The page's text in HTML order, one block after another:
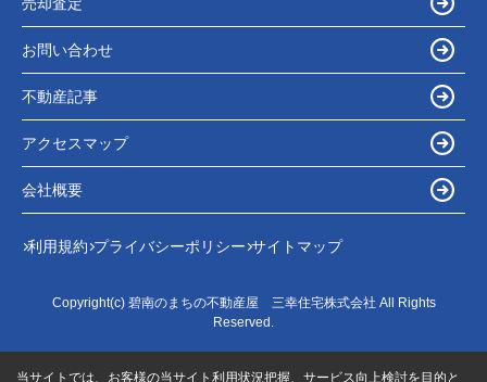
お問い合わせ
不動産記事
アクセスマップ
会社概要
利用規約 プライバシーポリシー サイトマップ
Copyright(c) 碧南のまちの不動産屋 三幸住宅株式会社 All Rights
Reserved.
当サイトでは、お客様の当サイト利用状況把握、サービス向上検討を目的と